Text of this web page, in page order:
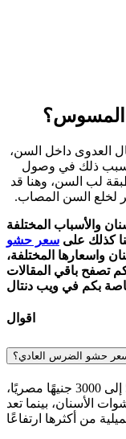
المسوس؟
العدوى داخل السن،
ذلك في وصول
لب السن، وهنا قد
لخلع السن المصاب.
والأسباب المختلفة
كذلك على سعر حشو
واسعارها المختلفة،
تصفح باقي المقالات
اقوال
حشو الضرس العادي؟
يتراوح سعر حشو الضرس العادي من 500 إلى 3000 جنيهًا مصريًا،
الأسنان، بينما تعد